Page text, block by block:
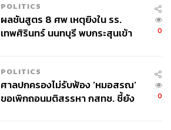
POLITICS
ผลชันสูตร 8 ศพ เหตุยิงใน รร.
เทพศิรินทร์ นนทบุรี พบกระสุนเข้า
0
POLITICS
ศาลปกครองไม่รับฟ้อง ‘หมอสรณ’
ขอเพิกถอนมติสรรหา กสทช. ชี้ยัง
0